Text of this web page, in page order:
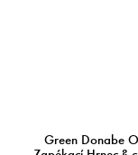
Green Donabe